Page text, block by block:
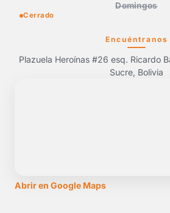
Domingos
Cerrado
Encuéntranos
Plazuela Heroínas #26 esq. Ricardo
Sucre, Bolivia
Abrir en Google Maps